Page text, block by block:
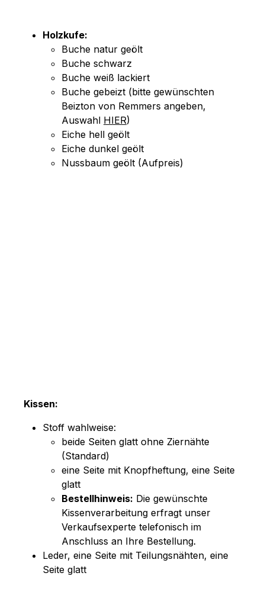
Holzkufe:
Buche natur geölt
Buche schwarz
Buche weiß lackiert
Buche gebeizt (bitte gewünschten
Beizton von Remmers angeben,
Auswahl HIER)
Eiche hell geölt
Eiche dunkel geölt
Nussbaum geölt (Aufpreis)
Kissen:
Stoff wahlweise:
beide Seiten glatt ohne Ziernähte
(Standard)
eine Seite mit Knopfheftung, eine Seite
glatt
Bestellhinweis: Die gewünschte
Kissenverarbeitung erfragt unser
Verkaufsexperte telefonisch im
Anschluss an Ihre Bestellung.
Leder, eine Seite mit Teilungsnähten, eine
Seite glatt